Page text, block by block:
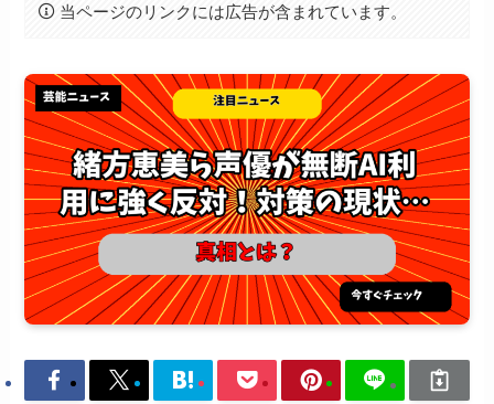
当ページのリンクには広告が含まれています。